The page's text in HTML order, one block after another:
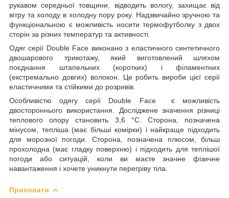
рукавом середньої товщини, відводить вологу, захищає від
вітру та холоду в холодну пору року. Надзвичайно зручною та
функціональною є можливість носити термофутболку з двох
сторін за різних температур та активності.
Одяг серії Double Face виконано з еластичного синтетичного
двошарового трикотажу, який виготовлений шляхом
поєднання штапельних (коротких) і філаментних
(екстремально довгих) волокон. Це робить вироби цієї серії
еластичними та стійкими до розривів.
Особливістю одягу серії Double Face є можливість
двостороннього використання. Досліджене значення різниці
теплового опору становить 3,6 °C. Сторона, позначена
мінусом, тепліша (має більші комірки) і найкраще підходить
для морозної погоди. Сторона, позначена плюсом, більш
прохолодна (має гладку поверхню) і підходить для теплішої
погоди або ситуацій, коли ви маєте значне фізичне
навантаження і хочете уникнути перегріву тіла.
Приховати